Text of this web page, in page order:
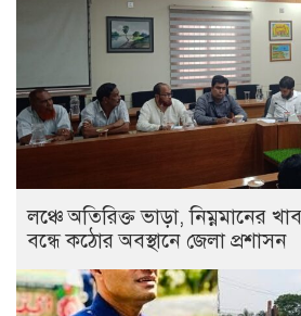
লঞ্চে অতিরিক্ত ভাড়া, নিম্নমানের
বন্ধে কঠোর অবস্থানে জেলা প্রশাসন